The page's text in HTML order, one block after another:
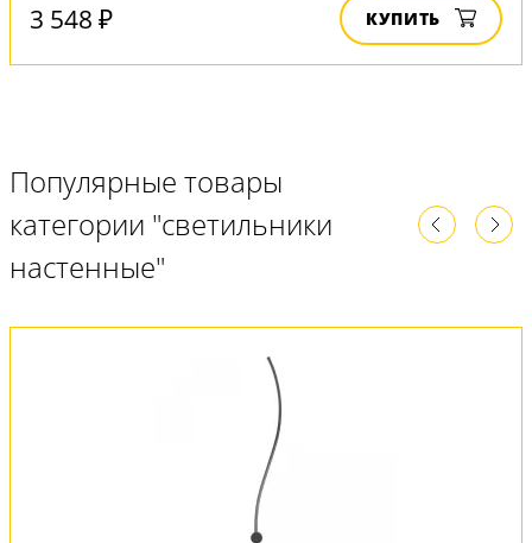
3 548 ₽ КУПИТЬ
Популярные товары
категории "светильники
настенные"